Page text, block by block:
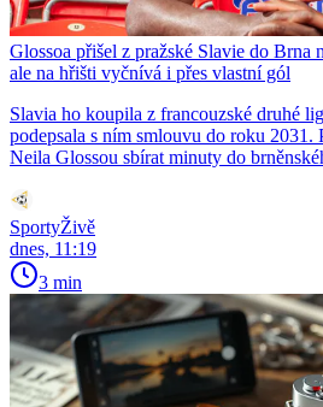
Glossoa přišel z pražské Slavie do Brna
ale na hřišti vyčnívá i přes vlastní gól
Slavia ho koupila z francouzské druhé
podepsala s ním smlouvu do roku 2031.
Neila Glossou sbírat minuty do
SportyŽivě
dnes, 11:19
3 min